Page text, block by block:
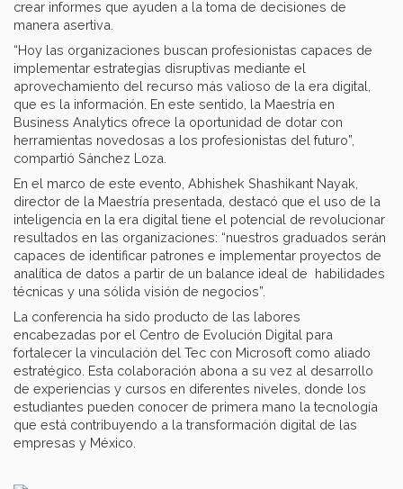
crear informes que ayuden a la toma de decisiones de
manera asertiva.
“Hoy las organizaciones buscan profesionistas capaces de
implementar estrategias disruptivas mediante el
aprovechamiento del recurso más valioso de la era digital,
que es la información. En este sentido, la Maestría en
Business Analytics ofrece la oportunidad de dotar con
herramientas novedosas a los profesionistas del futuro”,
compartió Sánchez Loza.
En el marco de este evento, Abhishek Shashikant Nayak,
director de la Maestría presentada, destacó que el uso de la
inteligencia en la era digital tiene el potencial de revolucionar
resultados en las organizaciones: “nuestros graduados serán
capaces de identificar patrones e implementar proyectos de
analítica de datos a partir de un balance ideal de habilidades
técnicas y una sólida visión de negocios”.
La conferencia ha sido producto de las labores
encabezadas por el Centro de Evolución Digital para
fortalecer la vinculación del Tec con Microsoft como aliado
estratégico. Esta colaboración abona a su vez al desarrollo
de experiencias y cursos en diferentes niveles, donde los
estudiantes pueden conocer de primera mano la tecnología
que está contribuyendo a la transformación digital de las
empresas y México.